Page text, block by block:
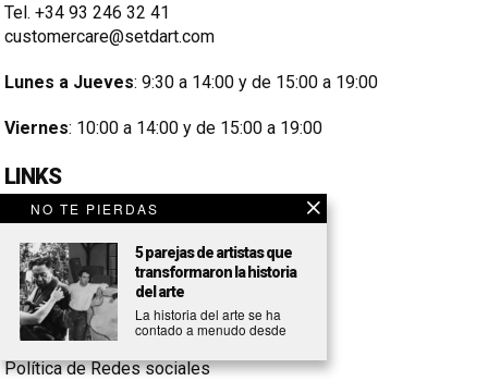
Tel. +34 93 246 32 41
customercare@setdart.com
Lunes a Jueves: 9:30 a 14:00 y de 15:00 a 19:00
Viernes: 10:00 a 14:00 y de 15:00 a 19:00
LINKS
Aviso Legal
Condiciones de Compra
Política de Cookies
Política de Privacidad
Política de Redes sociales
NO TE PIERDAS
5 parejas de artistas que
transformaron la historia
del arte
La historia del arte se ha
contado a menudo desde